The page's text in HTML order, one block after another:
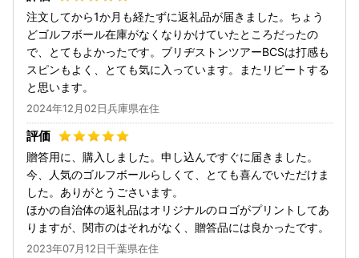
注文してから1か月も経たずに返礼品が届きました。ちょう
どゴルフボール在庫がなくなりかけていたところだったの
で、とてもよかったです。ブリヂストンツアーBCSは打感も
スピンもよく、とても気に入っています。またリピートする
と思います。
2024年12月02日兵庫県在住
贈答用に、購入しました。申し込んですぐに届きました。
今、人気のゴルフボールらしくて、とても喜んでいただけま
した。ありがとうごさいます。
ほかの自治体の返礼品はオリジナルのロゴがプリントしてあ
りますが、関市のはそれがなく、贈答品には良かったです。
2023年07月12日千葉県在住